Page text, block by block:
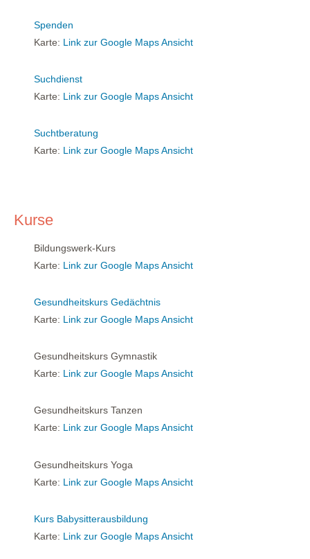
Spenden
Karte: Link zur Google Maps Ansicht
Suchdienst
Karte: Link zur Google Maps Ansicht
Suchtberatung
Karte: Link zur Google Maps Ansicht
Kurse
Bildungswerk-Kurs
Karte: Link zur Google Maps Ansicht
Gesundheitskurs Gedächtnis
Karte: Link zur Google Maps Ansicht
Gesundheitskurs Gymnastik
Karte: Link zur Google Maps Ansicht
Gesundheitskurs Tanzen
Karte: Link zur Google Maps Ansicht
Gesundheitskurs Yoga
Karte: Link zur Google Maps Ansicht
Kurs Babysitterausbildung
Karte: Link zur Google Maps Ansicht